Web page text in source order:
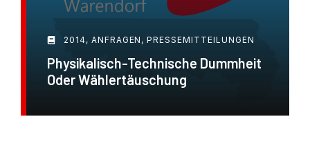
2014, ANFRAGEN ,PRESSEMITTEILUNGEN
Physikalisch-Technische Dummheit
Oder Wählertäuschung